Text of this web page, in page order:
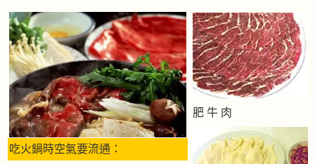
吃火鍋時空氣要流通：
肥 牛 肉